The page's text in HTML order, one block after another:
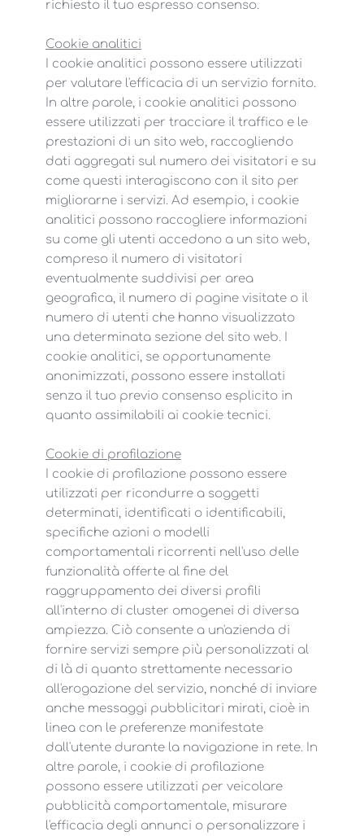
richiesto il tuo espresso consenso.
Cookie analitici
I cookie analitici possono essere utilizzati
per valutare l'efficacia di un servizio fornito.
In altre parole, i cookie analitici possono
essere utilizzati per tracciare il traffico e le
prestazioni di un sito web, raccogliendo
dati aggregati sul numero dei visitatori e su
come questi interagiscono con il sito per
migliorarne i servizi. Ad esempio, i cookie
analitici possono raccogliere informazioni
su come gli utenti accedono a un sito web,
compreso il numero di visitatori
eventualmente suddivisi per area
geografica, il numero di pagine visitate o il
numero di utenti che hanno visualizzato
una determinata sezione del sito web. I
cookie analitici, se opportunamente
anonimizzati, possono essere installati
senza il tuo previo consenso esplicito in
quanto assimilabili ai cookie tecnici.
Cookie di profilazione
I cookie di profilazione possono essere
utilizzati per ricondurre a soggetti
determinati, identificati o identificabili,
specifiche azioni o modelli
comportamentali ricorrenti nell'uso delle
funzionalità offerte al fine del
raggruppamento dei diversi profili
all'interno di cluster omogenei di diversa
ampiezza. Ciò consente a un'azienda di
fornire servizi sempre più personalizzati al
di là di quanto strettamente necessario
all'erogazione del servizio, nonché di inviare
anche messaggi pubblicitari mirati, cioè in
linea con le preferenze manifestate
dall'utente durante la navigazione in rete. In
altre parole, i cookie di profilazione
possono essere utilizzati per veicolare
pubblicità comportamentale, misurare
l'efficacia degli annunci o personalizzare i